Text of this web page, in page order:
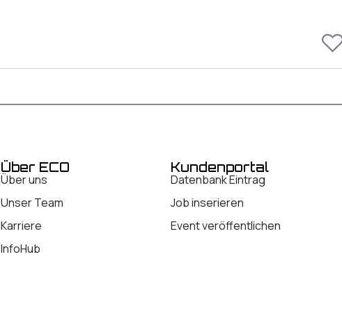
Über ECO
Über uns
Unser Team
Karriere
InfoHub
Kundenportal
Datenbank Eintrag
Job inserieren
Event veröffentlichen